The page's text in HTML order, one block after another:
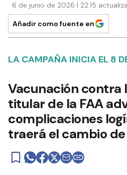
6 de junio de 2026 | 22:15
Añadir como fuente en
LA CAMPAÑA INICIA EL 8
Vacunación contra
titular de la FAA
complicaciones
traerá el cambio